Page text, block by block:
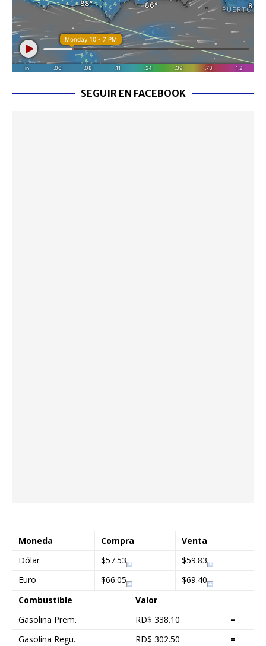
SEGUIR EN FACEBOOK
Moneda Compra
Venta
Dólar
$57.53
$59.83
Euro
$66.05
$69.40
Combustible
Valor
Gasolina Prem.
RD$ 338.10
=
Gasolina Regu.
RD$ 302.50
=